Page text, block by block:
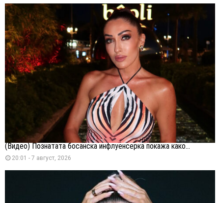
(Видео) Познатата босанска инфлуенсерка покажа како...
20:01 - 7 август, 2026